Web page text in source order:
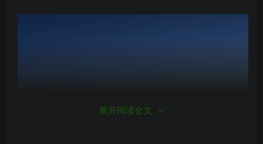
展开阅读全文